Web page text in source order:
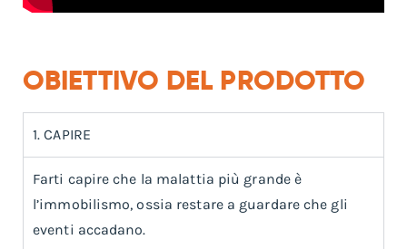
OBIETTIVO DEL PRODOTTO
1. CAPIRE
Farti capire che la malattia più grande è
l’immobilismo, ossia restare a guardare che gli
eventi accadano.